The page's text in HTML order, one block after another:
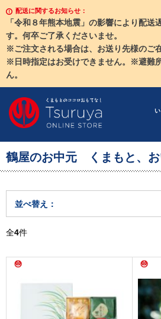
配送に関するお知らせ：
「令和８年熊本地震」の影響により配送
す。何卒ご了承くださいませ。
※ご注文される場合は、お送り先様のご
※日時指定はお受けできません。※避難
ん。
鶴屋のお中元 くまもと、お
並べ替え：
全4件